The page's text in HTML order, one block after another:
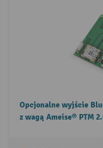
Opcjonalne wyjście
z wagą Ameise® PTM